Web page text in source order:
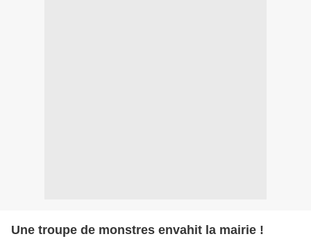
Une troupe de monstres envahit la mairie !